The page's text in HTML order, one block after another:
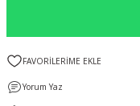
Yorum Yaz